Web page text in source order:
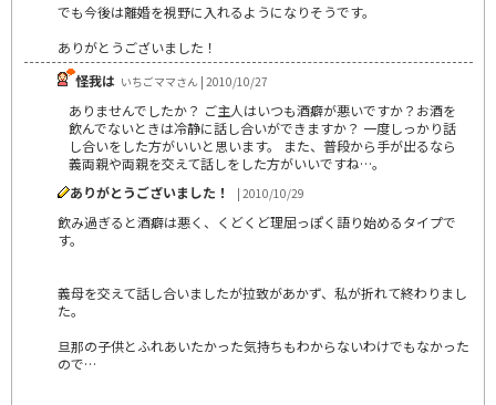
でも今後は離婚を視野に入れるようになりそうです。
ありがとうございました！
怪我は いちごママさん | 2010/10/27
ありませんでしたか？ ご主人はいつも酒癖が悪いですか？お酒を
飲んでないときは冷静に話し合いができますか？ 一度しっかり話
し合いをした方がいいと思います。 また、普段から手が出るなら
義両親や両親を交えて話しをした方がいいですね…。
ありがとうございました！
| 2010/10/29
飲み過ぎると酒癖は悪く、くどくど理屈っぽく語り始めるタイプで
す。
義母を交えて話し合いましたが拉致があかず、私が折れて終わりまし
た。
旦那の子供とふれあいたかった気持ちもわからないわけでもなかった
ので…